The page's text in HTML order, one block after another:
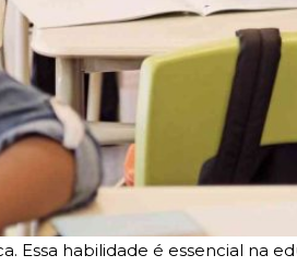
Essa habilidade é essencial na